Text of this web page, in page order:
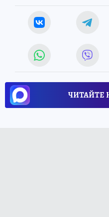
ЧИТАЙТЕ